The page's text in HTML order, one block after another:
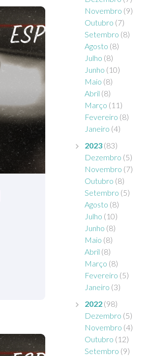
Novembro (9)
Outubro (7)
Setembro (8)
Agosto (8)
Julho (8)
Junho (10)
Maio (8)
Abril (8)
Março (11)
Fevereiro (8)
Janeiro (4)
2023 (83)
Dezembro (5)
Novembro (7)
Outubro (8)
Setembro (5)
Agosto (8)
Julho (10)
Junho (8)
Maio (8)
Abril (8)
Março (8)
Fevereiro (5)
Janeiro (3)
2022 (98)
Dezembro (5)
Novembro (4)
Outubro (12)
Setembro (9)